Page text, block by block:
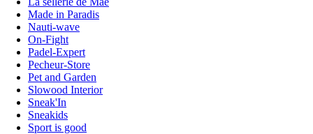
Made in Paradis
Nauti-wave
On-Fight
Padel-Expert
Pecheur-Store
Pet and Garden
Slowood Interior
Sneak'In
Sneakids
Sport is good